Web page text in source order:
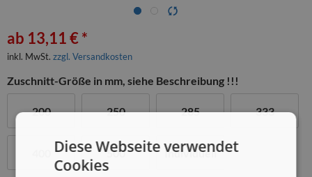
ab 13,11 € *
inkl. MwSt. zzgl. Versandkosten
Zuschnitt-Größe in mm, siehe Beschreibung !!!
200 250 285 333
500 Individuell
Diese Webseite verwendet
Cookies